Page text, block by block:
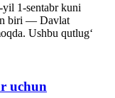
1-sentabr kuni
biri — Davlat
Ushbu qutlug‘
uchun